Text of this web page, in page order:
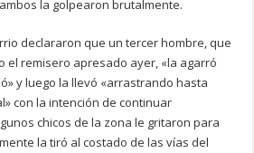
la golpearon brutalmente.
declararon que un tercer hombre, que
el remisero apresado ayer, «la agarró
y luego la llevó «arrastrando hasta
con la intención de continuar
chicos de la zona le gritaron para
la tiró al costado de las vías del